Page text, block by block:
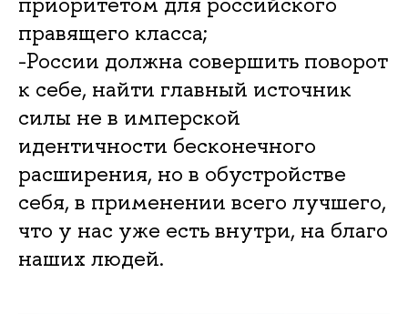
правящего класса;
-России должна совершить поворот
к себе, найти главный источник
силы не в имперской
идентичности бесконечного
расширения, но в обустройстве
себя, в применении всего лучшего,
что у нас уже есть внутри, на благо
наших людей.